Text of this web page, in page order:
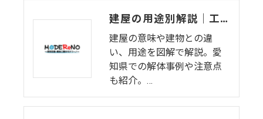
建屋の用途別解説｜工場・倉庫・特殊建屋の特徴と解体の注意点
建屋の意味や建物との違
い、用途を図解で解説。愛
知県での解体事例や注意点
も紹介。…